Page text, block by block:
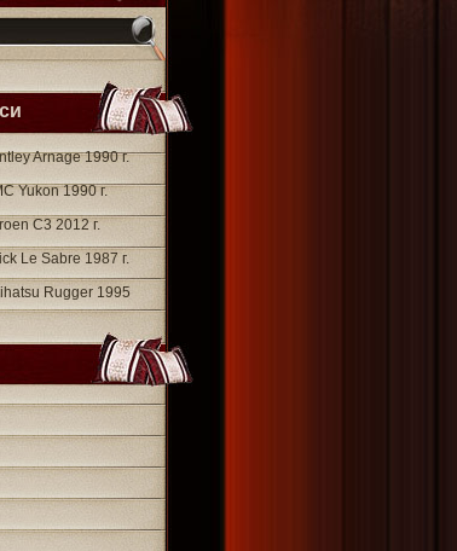
Arnage 1990 г.
Yukon 1990 г.
C3 2012 г.
Le Sabre 1987 г.
Rugger 1995